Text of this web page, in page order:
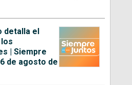
detalla el
| Siempre
de agosto de